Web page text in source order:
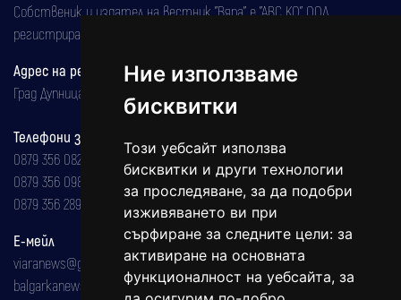
Ние използваме
бисквитки
Този уебсайт използва
бисквитки и други технологии
за проследяване, за да подобри
изживяването ви при
сърфиране за следните цели: за
активиране на основната
функционалност на уебсайта, за
Собственик и издател на вестник "Вяра" е "АВС КО" ООД,
регистрирана на 08.05.2002 година.
Адрес на редакцията
Град Дупница, ул.''Христо Ботев" 43
Телефони за реклама и абонаменти
0879 356 082
0879 356 098
0879 356 289
Е-мейл
viaranews@gmail.com
balgarkanews@gmail.com